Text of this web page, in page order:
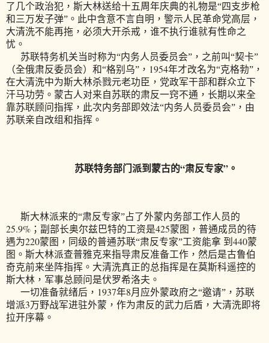
了几个政治犯，斯大林送给十五周年庆典的礼物是“四支步枪
和三万发子弹”。此中含意不言自明，警示人民革命党高层，
大清洗不能再拖，必须大开杀戒，谁不执行谁就有性命之
忧。
苏联特务机关当时称为“内务人员委员会”，之前叫“契卡”
（全俄肃反委员会）和“格别乌”， 1954年才改名为“克格勃”，
在大清洗中为斯大林杀戮元老功臣，党政军干部和群众立下
汗马功劳。蒙古人对来自苏联的肃反一窍不通，长期以来全
靠苏联顾问指挥，此次内务部即效法“内务人员委员会”，由
苏联亲自改组和指挥。
苏联特务部门派到蒙古的“肃反专家”。
斯大林派来的“肃反专家”占了外蒙内务部工作人员的
25.9% ；副部长奥尔兹巴特的工资是425蒙图，普通成员的待
遇为220蒙图，同级的普通苏联“肃反专家”工资能拿 到 440蒙
图。斯大林派查普雅克来指导肃反准备工作，然后是古鲁伯
奇克前来坐阵指挥。大清洗真正的总指挥是在莫斯科遥控的
斯大林，军事总顾问是伏罗希洛夫。
一切准备就绪后， 1937年8月应外蒙政府之“邀请”，苏联
增派3万野战军进驻外蒙，作为肃反的武力后盾，大清洗即将
拉开序幕。